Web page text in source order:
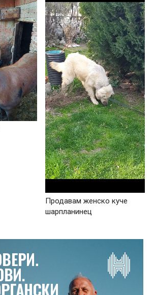
Продавам женско куче
шарпланинец